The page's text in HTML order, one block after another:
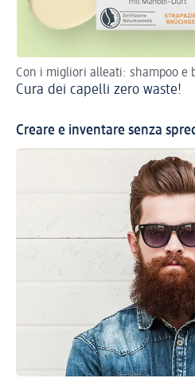
Con i migliori alleati: shampoo e
Cura dei capelli zero waste!
Creare e inventare senza